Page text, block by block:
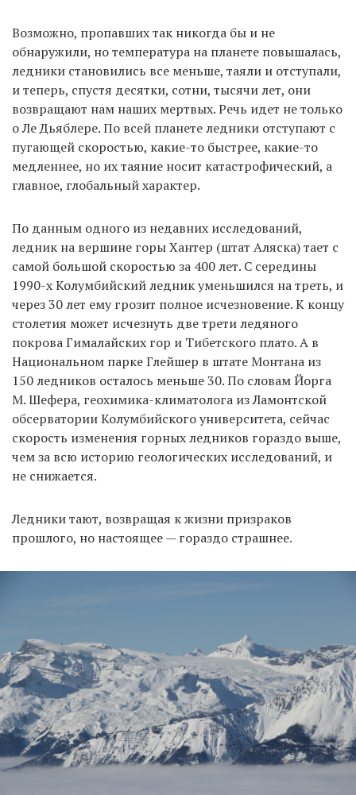
Возможно, пропавших так никогда бы и не
обнаружили, но температура на планете повышалась,
ледники становились все меньше, таяли и отступали,
и теперь, спустя десятки, сотни, тысячи лет, они
возвращают нам наших мертвых. Речь идет не только
о Ле Дьяблере. По всей планете ледники отступают с
пугающей скоростью, какие-то быстрее, какие-то
медленнее, но их таяние носит катастрофический, а
главное, глобальный характер.
По данным одного из недавних исследований,
ледник на вершине горы Хантер (штат Аляска) тает с
самой большой скоростью за 400 лет. С середины
1990-х Колумбийский ледник уменьшился на треть, и
через 30 лет ему грозит полное исчезновение. К концу
столетия может исчезнуть две трети ледяного
покрова Гималайских гор и Тибетского плато. А в
Национальном парке Глейшер в штате Монтана из
150 ледников осталось меньше 30. По словам Йорга
М. Шефера, геохимика-климатолога из Ламонтской
обсерватории Колумбийского университета, сейчас
скорость изменения горных ледников гораздо выше,
чем за всю историю геологических исследований, и
не снижается.
Ледники тают, возвращая к жизни призраков
прошлого, но настоящее — гораздо страшнее.